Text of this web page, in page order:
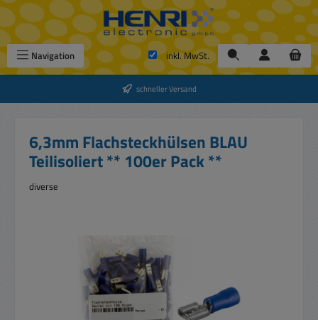
Zum Hauptinhalt springen
Navigation inkl. MwSt.
schneller Versand
6,3mm Flachsteckhülsen BLAU
Teilisoliert ** 100er Pack **
diverse